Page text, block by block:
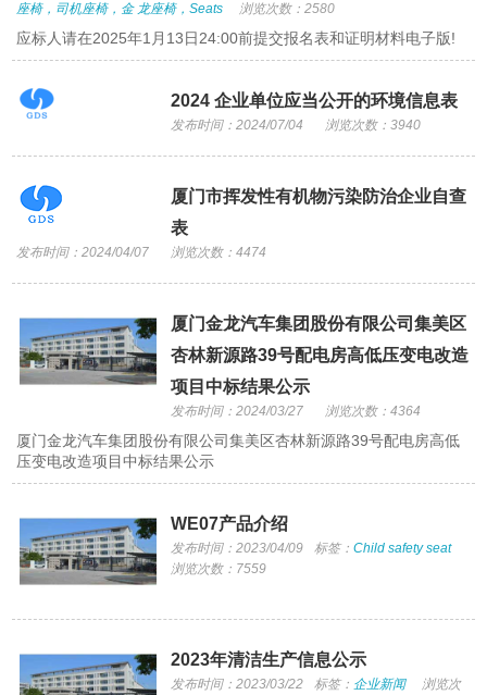
座椅，司机座椅，金 龙座椅，Seats
浏览次数：2580
应标人请在2025年1月13日24:00前提交报名表和证明材料电子版!
2024 企业单位应当公开的环境信息表
发布时间：2024/07/04 浏览次数：3940
厦门市挥发性有机物污染防治企业自查
表
发布时间：2024/04/07 浏览次数：4474
厦门金龙汽车集团股份有限公司集美区
杏林新源路39号配电房高低压变电改造
项目中标结果公示
发布时间：2024/03/27 浏览次数：4364
厦门金龙汽车集团股份有限公司集美区杏林新源路39号配电房高低
压变电改造项目中标结果公示
WE07产品介绍
发布时间：2023/04/09 标签： Child safety seat
浏览次数：7559
2023年清洁生产信息公示
发布时间：2023/03/22 标签： 企业新闻
浏览次